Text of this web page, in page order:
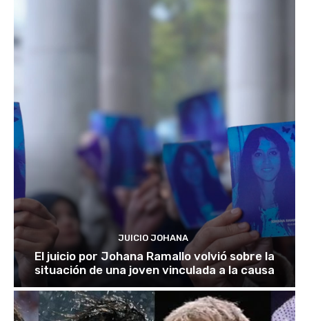
JUICIO JOHANA
El juicio por Johana Ramallo volvió sobre la
situación de una joven vinculada a la causa